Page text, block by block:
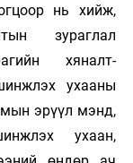
нь хийж,
зураглал
хяналт-
ухааны
эрүүл мэнд,
ухаан,